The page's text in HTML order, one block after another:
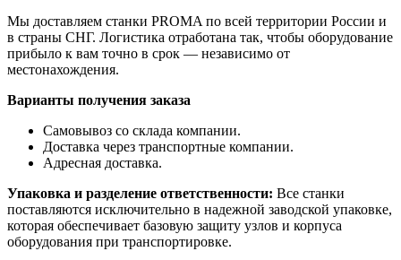
Мы доставляем станки PROMA по всей территории России и
в страны СНГ. Логистика отработана так, чтобы оборудование
прибыло к вам точно в срок — независимо от
местонахождения.
Варианты получения заказа
Самовывоз со склада компании.
Доставка через транспортные компании.
Адресная доставка.
Упаковка и разделение ответственности: Все станки
поставляются исключительно в надежной заводской упаковке,
которая обеспечивает базовую защиту узлов и корпуса
оборудования при транспортировке.